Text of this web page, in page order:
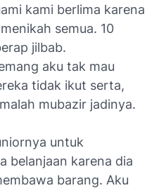
kami berlima karena
semua. 10
jilbab.
aku tak mau
tidak ikut serta,
mubazir jadinya.
untuk
belanjaan karena dia
barang. Aku